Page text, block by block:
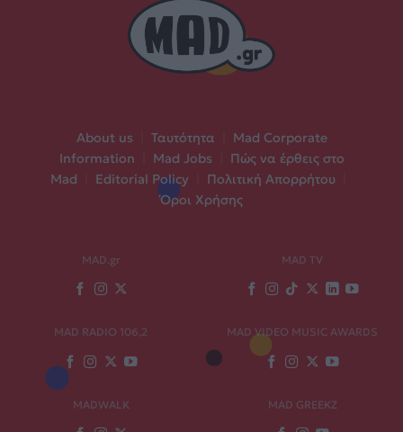
About us Ταυτότητα
Mad Corporate
Information
Mad Jobs
Πώς να έρθεις στο
Mad
Editorial Policy Πολιτική Απορρήτου
Όροι Χρήσης
MAD.gr MAD TV
MAD RADIO 106,2 MAD VIDEO MUSIC AWARDS
MADWALK MAD GREEKZ